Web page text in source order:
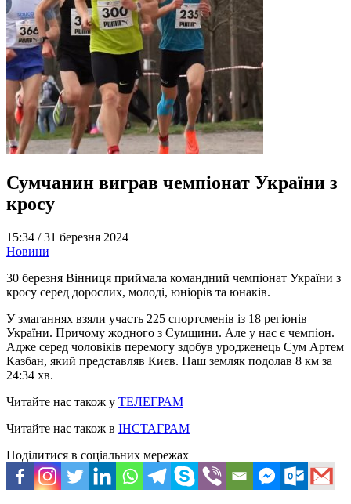
Сумчанин виграв чемпіонат України з
кросу
15:34 /31 березня 2024
Новини
30 березня Вінниця приймала командний чемпіонат України з
кросу серед дорослих, молоді, юніорів та юнаків.
У змаганнях взяли участь 225 спортсменів із 18 регіонів
України. Причому жодного з Сумщини. Але у нас є чемпіон.
Адже серед чоловіків перемогу здобув уродженець Сум Артем
Казбан, який представляв Києв. Наш земляк подолав 8 км за
24:34 хв.
Читайте нас також у ТЕЛЕГРАМ
Читайте нас також в ІНСТАГРАМ
Поділитися в соціальних мережах